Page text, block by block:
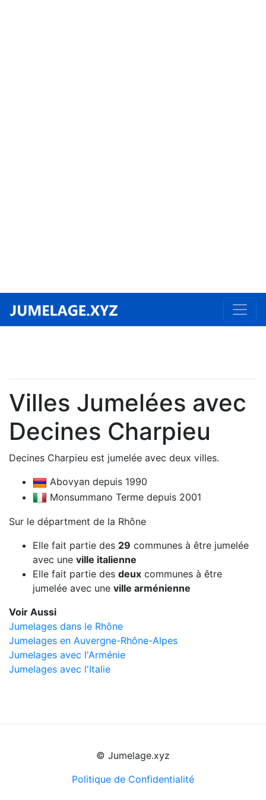
Villes Jumelées avec
Decines Charpieu
Decines Charpieu est jumelée avec deux villes.
Abovyan depuis 1990
Monsummano Terme depuis 2001
Sur le départment de la Rhône
Elle fait partie des 29 communes à être jumelée
avec une ville italienne
Elle fait partie des deux communes à être
jumelée avec une ville arménienne
Voir Aussi
Jumelages dans le Rhône
Jumelages en Auvergne-Rhône-Alpes
Jumelages avec l'Arménie
Jumelages avec l'Italie
© Jumelage.xyz
Politique de Confidentialité